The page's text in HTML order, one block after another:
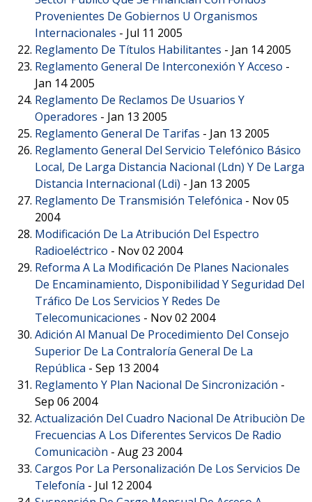
Provenientes De Gobiernos U Organismos
Internacionales - Jul 11 2005
Reglamento De Títulos Habilitantes - Jan 14 2005
Reglamento General De Interconexión Y Acceso -
Jan 14 2005
Reglamento De Reclamos De Usuarios Y
Operadores - Jan 13 2005
Reglamento General De Tarifas - Jan 13 2005
Reglamento General Del Servicio Telefónico Básico
Local, De Larga Distancia Nacional (Ldn) Y De Larga
Distancia Internacional (Ldi) - Jan 13 2005
Reglamento De Transmisión Telefónica - Nov 05
2004
Modificación De La Atribución Del Espectro
Radioeléctrico - Nov 02 2004
Reforma A La Modificación De Planes Nacionales
De Encaminamiento, Disponibilidad Y Seguridad Del
Tráfico De Los Servicios Y Redes De
Telecomunicaciones - Nov 02 2004
Adición Al Manual De Procedimiento Del Consejo
Superior De La Contraloría General De La
República - Sep 13 2004
Reglamento Y Plan Nacional De Sincronización -
Sep 06 2004
Actualización Del Cuadro Nacional De Atribuciòn De
Frecuencias A Los Diferentes Servicos De Radio
Comunicaciòn - Aug 23 2004
Cargos Por La Personalización De Los Servicios De
Telefonía - Jul 12 2004